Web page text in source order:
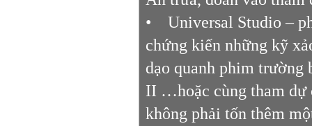
• Universal Studio –
chứng kiến những kỹ
dạo quanh phim trường
II …hoặc cùng tham dự
không phải tốn thêm